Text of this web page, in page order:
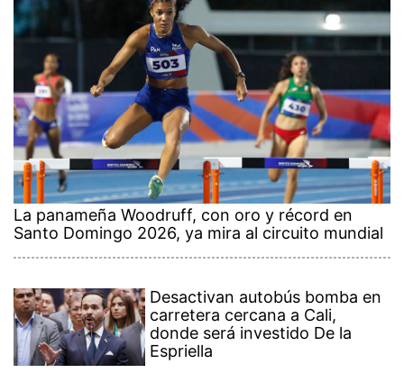
La panameña Woodruff, con oro y récord en
Santo Domingo 2026, ya mira al circuito mundial
Desactivan autobús bomba en
carretera cercana a Cali,
donde será investido De la
Espriella